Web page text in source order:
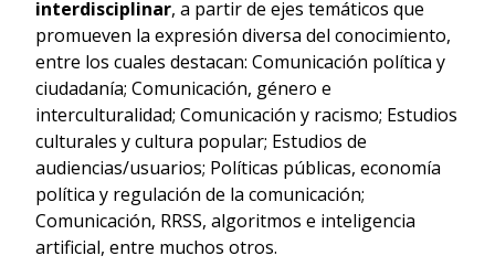
interdisciplinar, a partir de ejes temáticos que
promueven la expresión diversa del conocimiento,
entre los cuales destacan: Comunicación política y
ciudadanía; Comunicación, género e
interculturalidad; Comunicación y racismo; Estudios
culturales y cultura popular; Estudios de
audiencias/usuarios; Políticas públicas, economía
política y regulación de la comunicación;
Comunicación, RRSS, algoritmos e inteligencia
artificial, entre muchos otros.